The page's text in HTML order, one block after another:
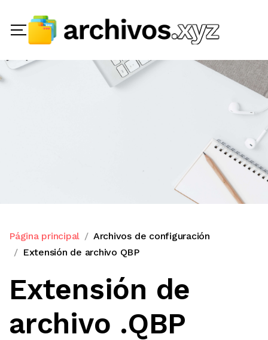
Página principal
Archivos de configuración
Extensión de archivo QBP
Extensión de
archivo .QBP